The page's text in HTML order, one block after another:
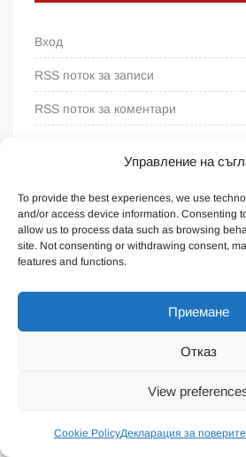
Управление на
To provide the best experiences, we use
and/or access device information. Consenting
allow us to process data such as browsing
site. Not consenting or withdrawing consent,
features and functions.
Приемане
Отказ
View
Cookie PolicyДекларация за
Вход
RSS поток за записи
RSS поток за коментари
Proudly powered by WordPress |